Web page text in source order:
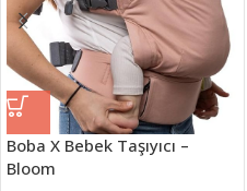
Boba X Bebek Taşıyıcı –
Bloom